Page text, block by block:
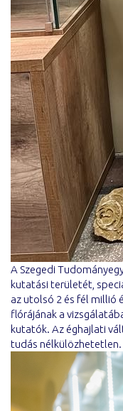
A Szegedi
kutatási területét,
az utolsó 2 és fél millió
flórájának a
kutatók. Az éghajlati
tudás nélkülözhetetlen.